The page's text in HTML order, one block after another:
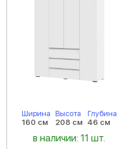
Ширина
160 см
Высота
208 см
Глубина
46 см
в наличии: 11 шт.